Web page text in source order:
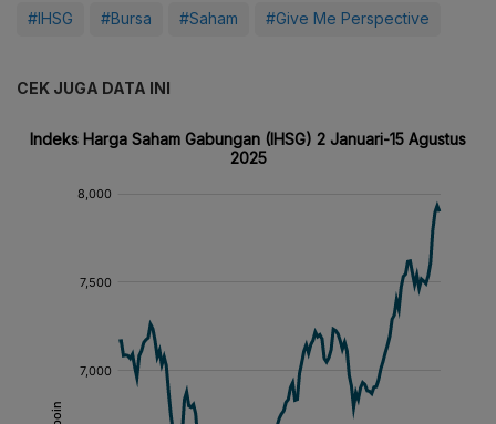
#IHSG #Bursa #Saham #Give Me Perspective
CEK JUGA DATA INI